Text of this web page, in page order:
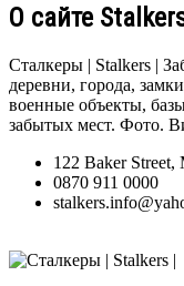
О сайте
Сталкеры | Stalkers |
деревни, города,
военные объекты,
забытых мест. Фото.
122 Baker
0870 911 0000